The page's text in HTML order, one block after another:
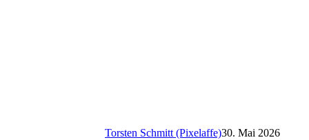
Torsten Schmitt (Pixelaffe)30. Mai 2026